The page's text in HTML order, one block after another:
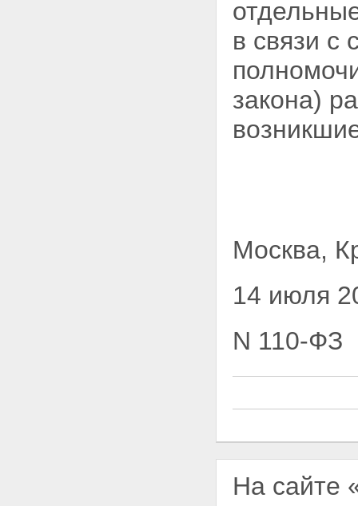
в связи с
закона)
Москва,
14 июля
N 110-ФЗ
На сайте